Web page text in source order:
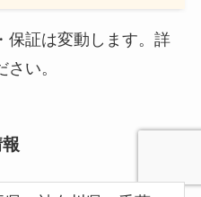
証は変動します。詳
い。